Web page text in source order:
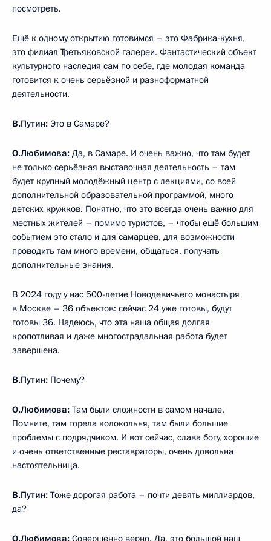
посмотреть.
Ещё к одному открытию готовимся – это Фабрика-кухня,
это филиал Третьяковской галереи. Фантастический объект
культурного наследия сам по себе, где молодая команда
готовится к очень серьёзной и разноформатной
деятельности.
В.Путин: Это в Самаре?
О.Любимова: Да, в Самаре. И очень важно, что там будет
не только серьёзная выставочная деятельность – там
будет крупный молодёжный центр с лекциями, со всей
дополнительной образовательной программой, много
детских кружков. Понятно, что это всегда очень важно для
местных жителей – помимо туристов, – чтобы ещё большим
событием это стало и для самарцев, для возможности
проводить там много времени, общаться, получать
дополнительные знания.
В 2024 году у нас 500-летие Новодевичьего монастыря
в Москве – 36 объектов: сейчас 24 уже готовы, будут
готовы 36. Надеюсь, что эта наша общая долгая
кропотливая и даже многострадальная работа будет
завершена.
В.Путин: Почему?
О.Любимова: Там были сложности в самом начале.
Помните, там горела колокольня, там были большие
проблемы с подрядчиком. И вот сейчас, слава богу, хорошие
и очень ответственные реставраторы, очень довольна
настоятельница.
В.Путин: Тоже дорогая работа – почти девять миллиардов,
да?
О.Любимова: Совершенно верно. Да, это большой наш